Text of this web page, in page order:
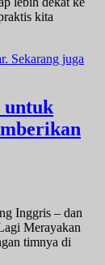
kita
untuk
Inggris – dan
Merayakan
timnya di